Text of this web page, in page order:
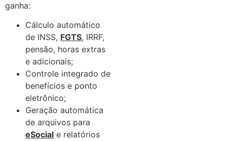
ganha:
Cálculo automático
de INSS, FGTS, IRRF,
pensão, horas extras
e adicionais;
Controle integrado de
benefícios e ponto
eletrônico;
Geração automática
de arquivos para
eSocial e relatórios